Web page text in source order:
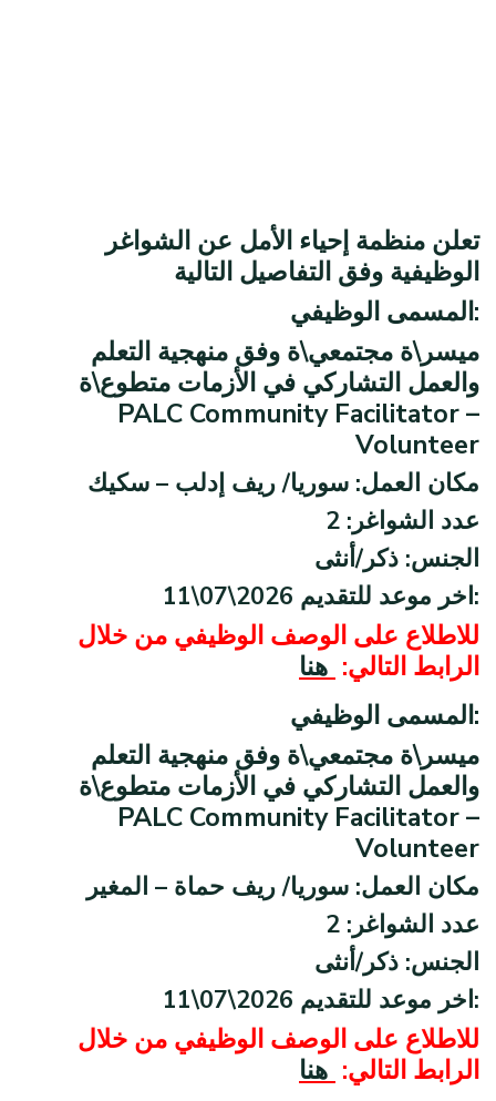
تعلن منظمة إحياء الأمل عن الشواغر
الوظيفية وفق التفاصيل التالية
المسمى الوظيفي:
ميسر\ة مجتمعي\ة وفق منهجية التعلم
والعمل التشاركي في الأزمات متطوع\ة
PALC Community Facilitator –
Volunteer
مكان العمل: سوريا/ ريف إدلب – سكيك
عدد الشواغر: 2
الجنس: ذكر/أنثى
11\07\2026 اخر موعد للتقديم:
للاطلاع على الوصف الوظيفي من خلال
الرابط التالي: هنا
المسمى الوظيفي:
ميسر\ة مجتمعي\ة وفق منهجية التعلم
والعمل التشاركي في الأزمات متطوع\ة
PALC Community Facilitator –
Volunteer
مكان العمل: سوريا/ ريف حماة – المغير
عدد الشواغر: 2
الجنس: ذكر/أنثى
11\07\2026 اخر موعد للتقديم:
للاطلاع على الوصف الوظيفي من خلال
الرابط التالي: هنا